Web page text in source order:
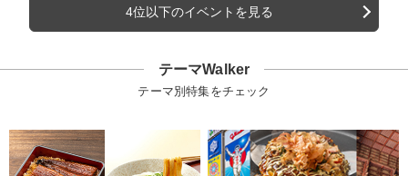
4位以下のイベントを見る
テーマWalker
テーマ別特集をチェック